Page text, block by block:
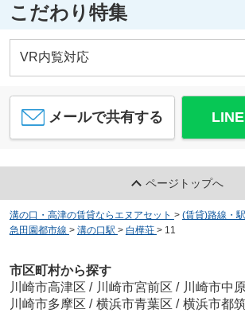
こだわり特集
VR内覧対応
メールで共有する
ページトップへ
溝の口・高津の賃貸ならエヌアセット > (賃貸)路線・
急田園都市線 > 溝の口駅 > 白樺荘 > 11
市区町村から探す
川崎市高津区 / 川崎市宮前区 / 川崎市中
川崎市多摩区 / 横浜市青葉区 / 横浜市都